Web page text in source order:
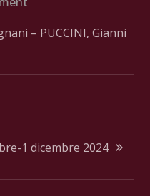
novembre
– PUCCINI, Gianni
1 dicembre 2024